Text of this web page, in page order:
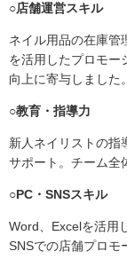
○店舗運営スキル
ネイル用品の在庫管
を活用したプロモー
向上に寄与しました。
○教育・指導力
新人ネイリストの指
サポート。チーム全
○PC・SNSスキル
Word、Excelを活用
SNSでの店舗プロモ